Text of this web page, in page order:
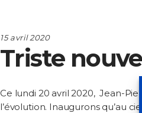
15 avril 2020
Triste
Ce lundi 20 avril 2020, Jean-
l’évolution. Inaugurons qu’au